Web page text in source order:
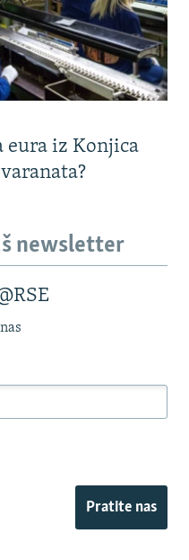
eura iz Konjica
newsletter
Pratite nas